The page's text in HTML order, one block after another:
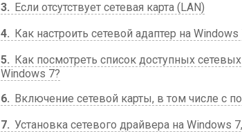
3
Если отсутствует сетевая карта (LAN)
4
Как настроить сетевой адаптер на
5
Как посмотреть список доступных
Windows 7?
6
Включение сетевой карты, в том числе с
7 Установка сетевого драйвера на Windows